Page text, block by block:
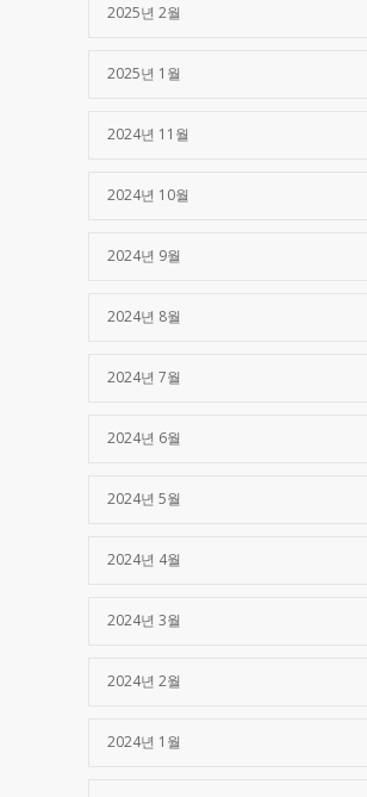
2025년 2월
2025년 1월
2024년 11월
2024년 10월
2024년 9월
2024년 8월
2024년 7월
2024년 6월
2024년 5월
2024년 4월
2024년 3월
2024년 2월
2024년 1월